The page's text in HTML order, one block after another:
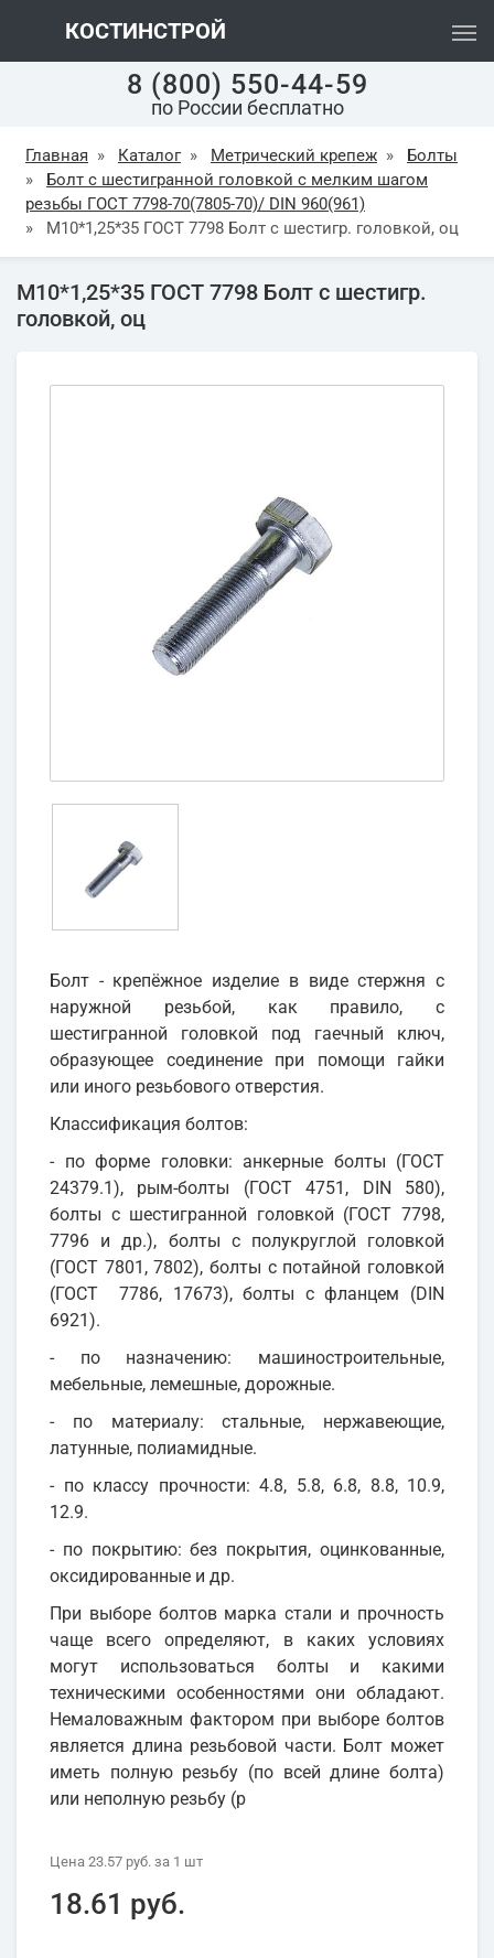
КОСТИНСТРОЙ
8 (800) 550-44-59
по России бесплатно
Главная » Каталог » Метрический крепеж »
Болты
»
Болт с шестигранной головкой с мелким шагом
резьбы ГОСТ 7798-70(7805-70)/ DIN 960(961)
»
М10*1,25*35 ГОСТ 7798 Болт с шестигр. головкой, оц
М10*1,25*35 ГОСТ 7798 Болт с шестигр.
головкой, оц
Болт - крепёжное изделие в виде стержня с
наружной резьбой, как правило, с
шестигранной головкой под гаечный ключ,
образующее соединение при помощи гайки
или иного резьбового отверстия.
Классификация болтов:
- по форме головки: анкерные болты (ГОСТ
24379.1), рым-болты (ГОСТ 4751, DIN 580),
болты с шестигранной головкой (ГОСТ 7798,
7796 и др.), болты с полукруглой головкой
(ГОСТ 7801, 7802), болты с потайной головкой
(ГОСТ 7786, 17673), болты с фланцем (DIN
6921).
- по назначению: машиностроительные,
мебельные, лемешные, дорожные.
- по материалу: стальные, нержавеющие,
латунные, полиамидные.
- по классу прочности: 4.8, 5.8, 6.8, 8.8, 10.9,
12.9.
- по покрытию: без покрытия, оцинкованные,
оксидированные и др.
При выборе болтов марка стали и прочность
чаще всего определяют, в каких условиях
могут использоваться болты и какими
техническими особенностями они обладают.
Немаловажным фактором при выборе болтов
является длина резьбовой части. Болт может
иметь полную резьбу (по всей длине болта)
или неполную резьбу (р
Цена 23.57 руб. за 1 шт
18.61 руб.